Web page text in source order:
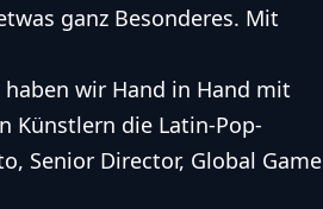
ganz Besonderes. Mit
wir Hand in Hand mit
Künstlern die Latin-Pop-
Senior Director, Global Game